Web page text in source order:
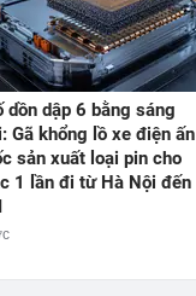
dồn dập 6 bằng sáng
Gã khổng lồ xe điện ấn
sản xuất loại pin cho
1 lần đi từ Hà Nội đến